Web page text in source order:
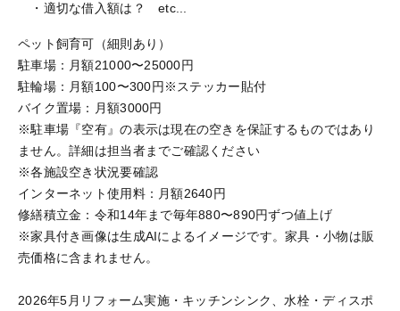
・適切な借入額は？ etc...
ペット飼育可（細則あり）
駐車場：月額21000〜25000円
駐輪場：月額100〜300円※ステッカー貼付
バイク置場：月額3000円
※駐車場『空有』の表示は現在の空きを保証するものではあり
ません。詳細は担当者までご確認ください
※各施設空き状況要確認
インターネット使用料：月額2640円
修繕積立金：令和14年まで毎年880〜890円ずつ値上げ
※家具付き画像は生成AIによるイメージです。家具・小物は販
売価格に含まれません。
2026年5月リフォーム実施・キッチンシンク、水栓・ディスポ